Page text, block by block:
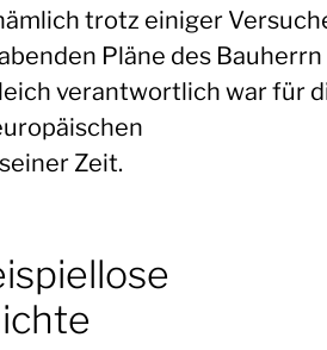
trotz einiger
Pläne des Bauherrn
verantwortlich war für
Zeit.